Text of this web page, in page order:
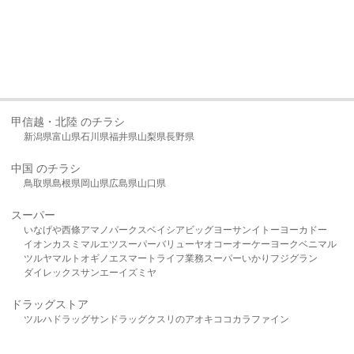
甲信越・北陸 のチラシ
新潟県富山県石川県福井県山梨県長野県
中国 のチラシ
鳥取県島根県岡山県広島県山口県
スーパー
いなげや西條アマノパークスベイシア ビッグヨーサンイトーヨーカドー
イオンカスミ マルエツスーパーバリューヤオコーオーケー ヨークベニマル
ツルヤマルト オギノ エスマート ライフ業務スーパーいかり フジグラン
ダイレックスサンエーイズミヤ
ドラッグストア
ツルハドラッグサンドラッグクスリのアオキ ココカラファイン